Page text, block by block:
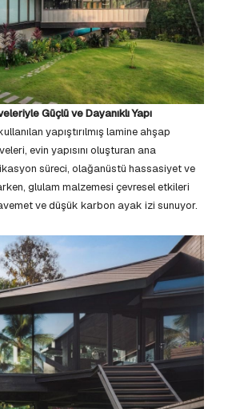
Güçlü ve Dayanıklı Yapı
yapıştırılmış lamine ahşap
evin yapısını oluşturan ana
süreci, olağanüstü hassasiyet ve
glulam malzemesi çevresel etkileri
ve düşük karbon ayak izi sunuyor.